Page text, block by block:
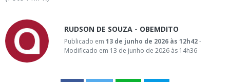
RUDSON DE SOUZA - OBEMDITO
Publicado em 13 de junho de 2026 às 12h42-
Modificado em 13 de junho de 2026 às 14h36